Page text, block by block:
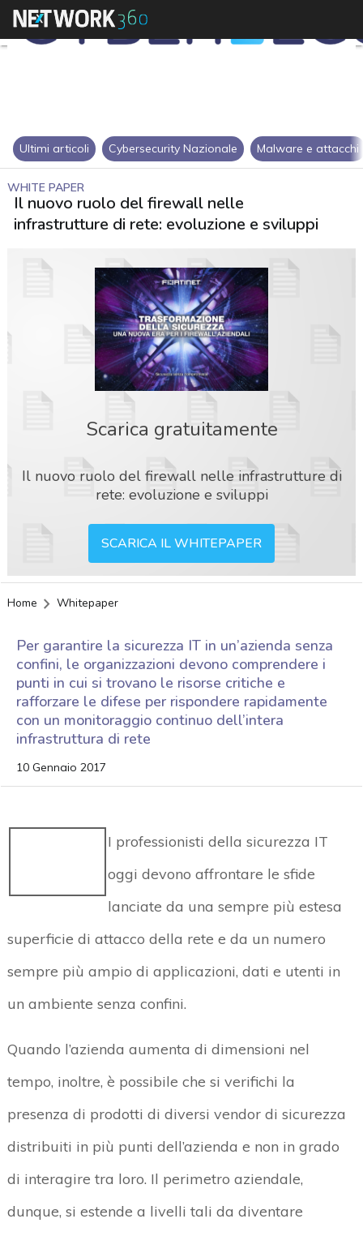
Ultimi articoli Cybersecurity Nazionale Malware e attacchi
WHITE PAPER
Il nuovo ruolo del firewall nelle
infrastrutture di rete: evoluzione e sviluppi
Scarica gratuitamente
Il nuovo ruolo del firewall nelle infrastrutture di
rete: evoluzione e sviluppi
SCARICA IL WHITEPAPER
Home Whitepaper
Per garantire la sicurezza IT in un’azienda senza
confini, le organizzazioni devono comprendere i
punti in cui si trovano le risorse critiche e
rafforzare le difese per rispondere rapidamente
con un monitoraggio continuo dell’intera
infrastruttura di rete
10 Gennaio 2017
I professionisti della sicurezza IT
oggi devono affrontare le sfide
lanciate da una sempre più estesa
superficie di attacco della rete e da un numero
sempre più ampio di applicazioni, dati e utenti in
un ambiente senza confini.
Quando l’azienda aumenta di dimensioni nel
tempo, inoltre, è possibile che si verifichi la
presenza di prodotti di diversi vendor di sicurezza
distribuiti in più punti dell’azienda e non in grado
di interagire tra loro. Il perimetro aziendale,
dunque, si estende a livelli tali da diventare